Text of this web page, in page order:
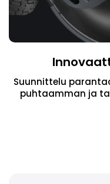
Suunnittelu
puhtaamman ja